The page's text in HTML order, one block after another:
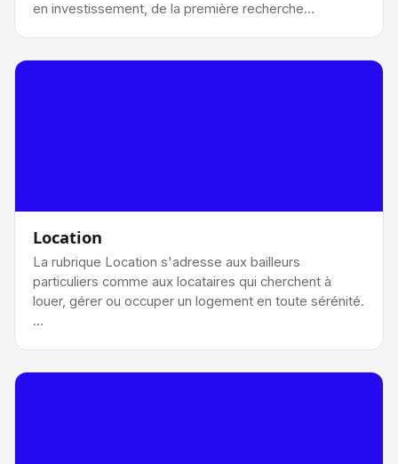
en investissement, de la première recherche…
Location
La rubrique Location s'adresse aux bailleurs
particuliers comme aux locataires qui cherchent à
louer, gérer ou occuper un logement en toute sérénité.
…